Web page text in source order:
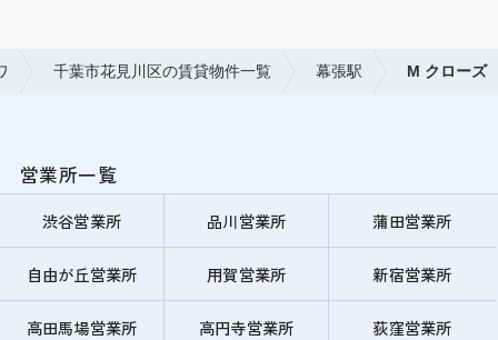
千葉市花見川区の賃貸物件一覧 幕張駅 M クローズ
営業所一覧
渋谷営業所 品川営業所 蒲田営業所
自由が丘営業所 用賀営業所 新宿営業所
高田馬場営業所 高円寺営業所 荻窪営業所